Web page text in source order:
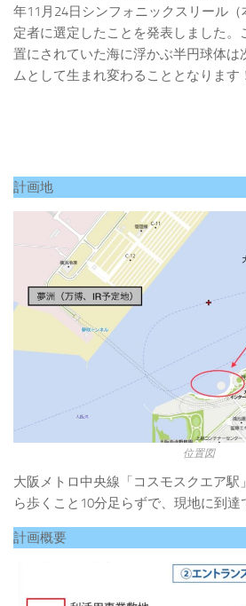
年11月24日シンフォニックスリール
定者に選定したことを発表しました。
置にされていた海に浮かぶ半円球体は
ムとして生まれ変わることとなります
計画地
位置図
大阪メトロ中央線「コスモスクエア駅
ら歩くこと10分足らずで、現地に到達
計画概要